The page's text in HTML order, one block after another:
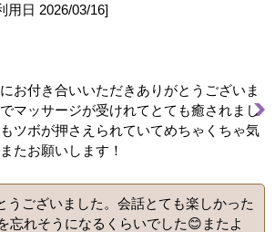
用日 2026/03/16]
お付き合いいただきありがとうございま
マッサージが受けれてとても癒されまし
ツボが押さえられていてめちゃくちゃ気
たお願いします！
うございました。会話とても楽しかった
忘れそうになるくらいでした😊またよ